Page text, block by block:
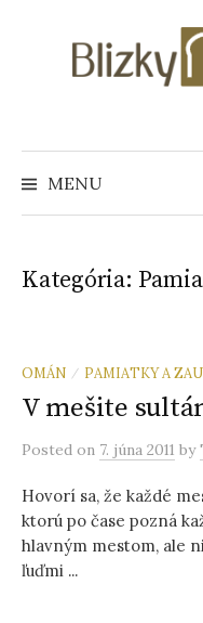
c
o
t
t
MENU
Kategória:
OMÁN / PAMIATKY A
V mešite
Posted on 7. júna 2011 by
Hovorí sa, že každé
ktorú po čase pozná
hlavným mestom, ale
ľuďmi ...